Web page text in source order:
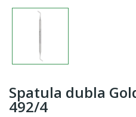
Spatula dubla
492/4